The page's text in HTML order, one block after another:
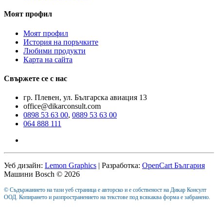
Моят профил
Моят профил
История на поръчките
Любими продукти
Карта на сайта
Свържете се с нас
гр. Плевен, ул. Българска авиация 13
office@dikarconsult.com
0898 53 63 00, 0889 53 63 00
064 888 111
Уеб дизайн: Lemon Graphics | Разработка: OpenCart България
Машини Bosch © 2026
© Съдържанието на тази уеб страница е авторско и е собственост на Дикар Консулт
ООД. Копирането и разпространението на текстове под всякаква форма е забранено.